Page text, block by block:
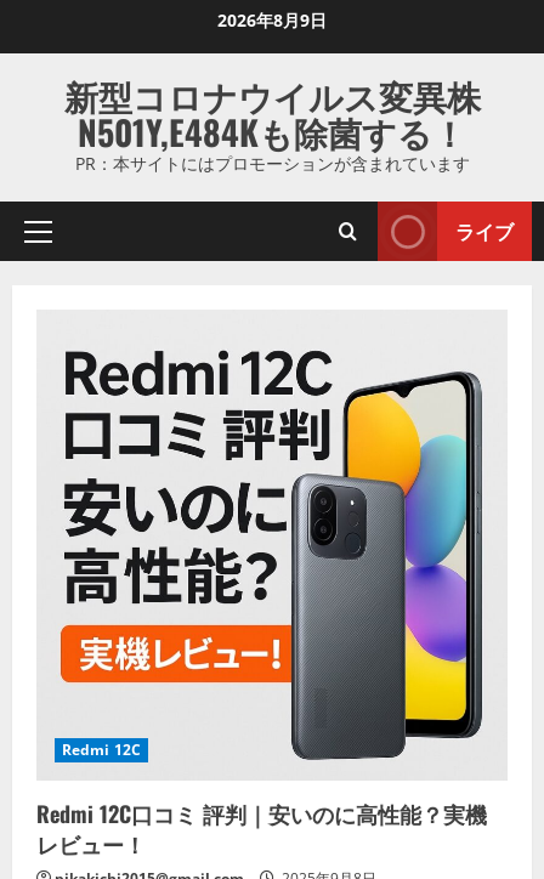
ス
ッ
2026年8月9日
新型コロナウイルス変異株
N501Y,E484Kも除菌する！
PR：本サイトにはプロモーションが含まれています
プ
ライブ
Redmi 12C
Redmi 12C口コミ 評判｜安いのに高性能？実機
レビュー！